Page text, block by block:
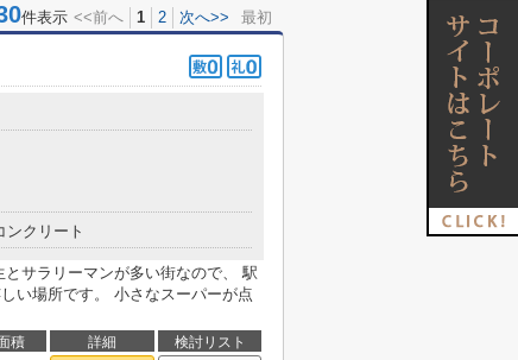
件表示 <<前へ 1 2 次へ>> 最初
ンクリート
サラリーマンが多い街なので、 駅
い場所です。 小さなスーパーが点
積 詳細
検討リスト